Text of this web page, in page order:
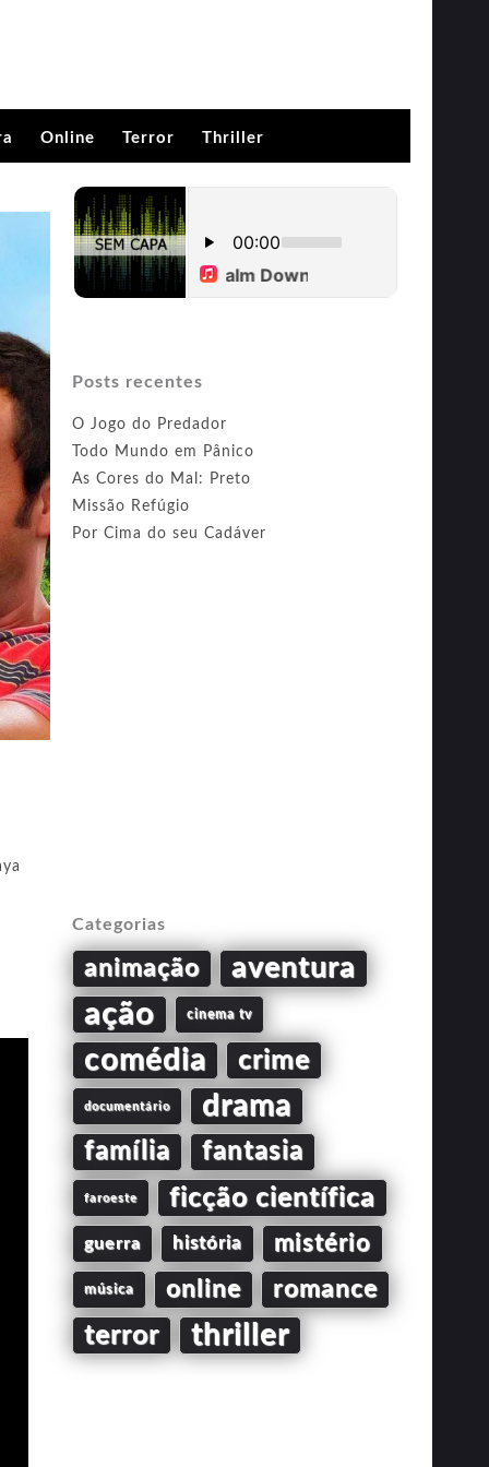
Online Terror Thriller
Posts recentes
O Jogo do Predador
Todo Mundo em Pânico
As Cores do Mal: Preto
Missão Refúgio
Por Cima do seu Cadáver
Categorias
animação aventura
ação cinema tv
comédia crime
documentário drama
família fantasia
faroeste ficção científica
guerra história mistério
música online romance
terror thriller